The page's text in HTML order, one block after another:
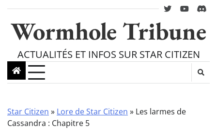
content
twitteryoutube
Wormhole Tribune
ACTUALITÉS ET INFOS SUR STAR CITIZEN
Star Citizen » Lore de Star Citizen » Les larmes de
Cassandra : Chapitre 5